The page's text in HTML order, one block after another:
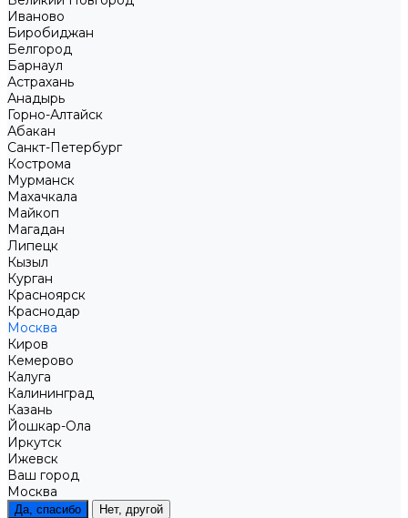
Иваново
Биробиджан
Белгород
Барнаул
Астрахань
Анадырь
Горно-Алтайск
Абакан
Санкт-Петербург
Кострома
Мурманск
Махачкала
Майкоп
Магадан
Липецк
Кызыл
Курган
Красноярск
Краснодар
Москва
Киров
Кемерово
Калуга
Калининград
Казань
Йошкар-Ола
Иркутск
Ижевск
Ваш город
Москва
Да, спасибо Нет, другой